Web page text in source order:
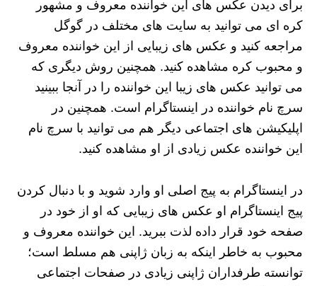
برای دیدن عکس های این خواننده معروف و مشهور
کره ای می توانید به سایت های مختلف در گوگل
مراجعه کنید و عکس های زیبایی از این خواننده معروف
و محبوب کره مشاهده کنید. همچنین روش دیگری که
می توانید عکس های زیبا این خواننده را در آنجا ببینید
سرچ نام خواننده در اینستاگرام است. همچنین در
اپلیکیشن های اجتماعی دیگر هم می توانید با سرچ نام
این خواننده عکس زیادی از او مشاهده کنید.
در اینستاگرام به پیج اصلی او وارد شوید و با دنبال کردن
پیج اینستاگرام او عکس های زیبایی که او از خود در
صفحه خود قرار داده لذت ببرید. این خواننده معروف و
محبوب به خاطر اینکه به زبان ژاپنی هم مسلط است؛
توانسته طرفداران ژاپنی زیادی در صفحات اجتماعی